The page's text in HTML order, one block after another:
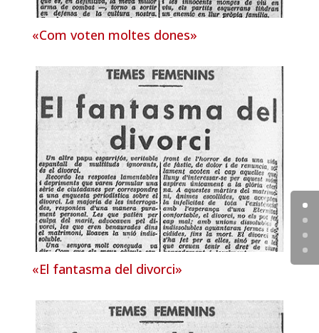
«Com voten moltes dones»
«El fantasma del divorci»